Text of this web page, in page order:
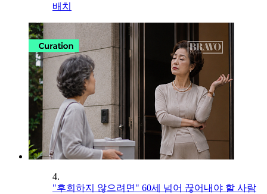
배치
4.
"후회하지 않으려면" 60세 넘어 끊어내야 할 사람